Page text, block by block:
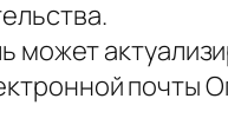
может
почты